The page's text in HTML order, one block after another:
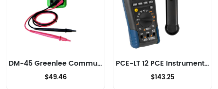
DM-45 Greenlee Communications Multimeter
$49.46
PCE-LT 12 PCE Instruments Multimeter
$143.25